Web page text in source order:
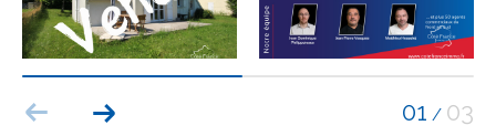
01 / 03
TERRASSE PARKING PISCINE